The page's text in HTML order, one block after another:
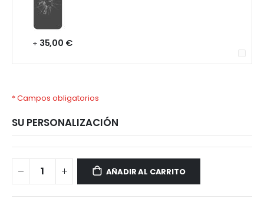
+ 35,00 €
* Campos obligatorios
SU PERSONALIZACIÓN
Galaxy
AÑADIR AL CARRITO